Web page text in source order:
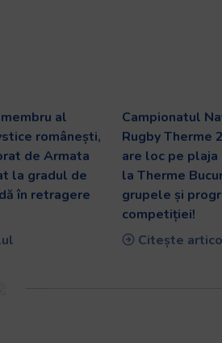
al
românești,
de Armata
la gradul de
în retragere
Campionatul
Rugby Therme
are loc pe plaja
la Therme
grupele și
competiției!
Citește